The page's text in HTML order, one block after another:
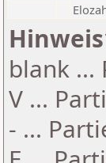
blank
V ...
- ...